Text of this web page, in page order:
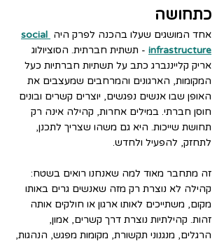
כתחושה
אחד המושגים שעלו בהכנה לפרק היה social
infrastructure - תשתית חברתית. הסוציולוג
אריק קלייננברג כתב על תשתיות חברתיות כעל
המקומות, הארגונים והמרחבים שמעצבים את
האופן שבו אנשים נפגשים, יוצרים קשרים ובונים
חוסן חברתי. במילים אחרות, קהילה אינה רק
תחושת שייכות. היא גם משהו שצריך לתכנן,
לתחזק, להפעיל ולחדש.
זה מתחבר מאוד למה שאנחנו רואים בשטח:
קהילה לא נוצרת רק מזה שאנשים גרים באותו
מקום, משתייכים לאותו ארגון או חולקים אותה
זהות. קהילתיות נוצרת דרך קשרים, אמון,
הרגלים, מנגנוני תקשורת, מקומות מפגש, הנהגות,